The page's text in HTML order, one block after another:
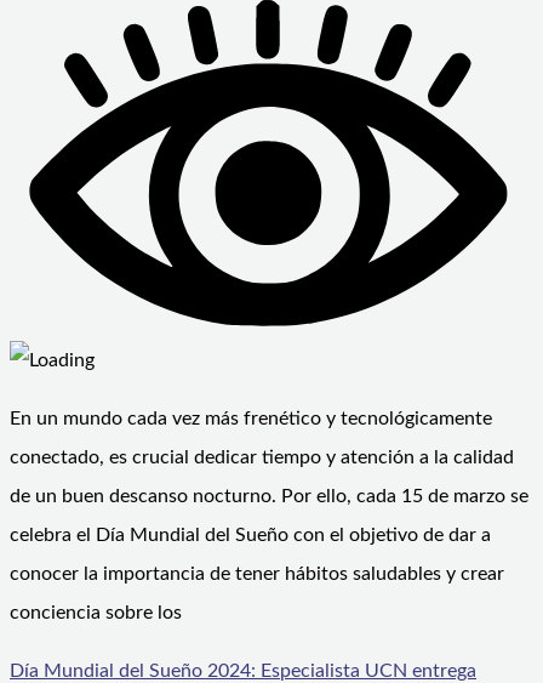
En un mundo cada vez más frenético y tecnológicamente
conectado, es crucial dedicar tiempo y atención a la calidad
de un buen descanso nocturno. Por ello, cada 15 de marzo se
celebra el Día Mundial del Sueño con el objetivo de dar a
conocer la importancia de tener hábitos saludables y crear
conciencia sobre los
Día Mundial del Sueño 2024: Especialista UCN entrega